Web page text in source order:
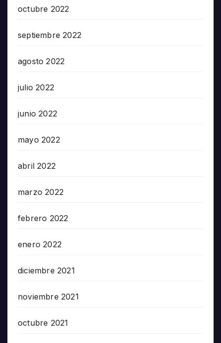
octubre 2022
septiembre 2022
agosto 2022
julio 2022
junio 2022
mayo 2022
abril 2022
marzo 2022
febrero 2022
enero 2022
diciembre 2021
noviembre 2021
octubre 2021